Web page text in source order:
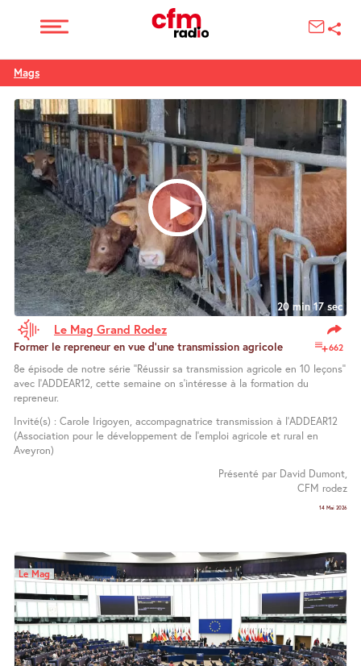
Mags
20 min 17 sec
Le Mag Grand Rodez
662
Former le repreneur en vue d’une transmission agricole
8e épisode de notre série ’’Réussir sa transmission agricole en 10 leçons’’
avec l’ADDEAR12, cette semaine on s’intéresse à la formation du
repreneur.
Invité(s) : Carole Irigoyen, accompagnatrice transmission à l’ADDEAR12
(Association pour le développement de l’emploi agricole et rural en
Aveyron)
Présenté par David Dumont,
CFM rodez
14 Mai 2026
Le Mag